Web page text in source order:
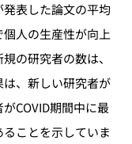
表した論文の平均
人の生産性が向上
の研究者の数は、
、新しい研究者が
COVID期間中に最
ことを示していま